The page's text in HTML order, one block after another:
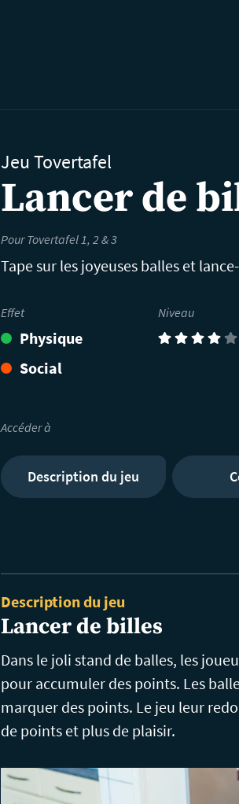
Jeu Tovertafel
Lancer de
Pour Tovertafel 1, 2 & 3
Tape sur les joyeuses balles et
Effet
Physique
Social
Niveau
(4)
Accéder à
Description du jeu
Description du jeu
Lancer de billes
Dans le joli stand de balles, les
pour accumuler des points. Les
marquer des points. Le jeu leur
de points et plus de plaisir.